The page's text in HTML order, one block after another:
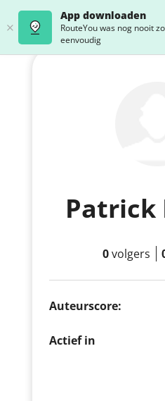
App downloaden
RouteYou was nog nooit zo
eenvoudig
Patrick
0volgers
Auteurscore:
Actief in